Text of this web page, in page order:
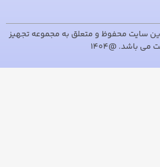
متعلق به مجموعه تجهیز